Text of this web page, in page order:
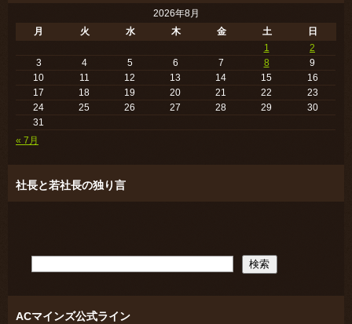
2026年8月
月
火 水 木 金 土
日
1
2
3
4 5 6 7 8
9
10
11 12 13 14 15
16
17
18 19 20 21 22
23
24
25 26 27 28 29
30
31
« 7月
社長と若社長の独り言
ACマインズ公式ライン